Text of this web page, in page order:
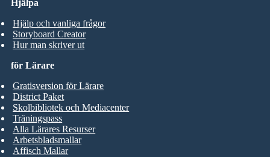
Hjälpa
Hjälp och vanliga frågor
Storyboard Creator
Hur man skriver ut
för Lärare
Gratisversion för Lärare
District Paket
Skolbibliotek och Mediacenter
Träningspass
Alla Lärares Resurser
Arbetsbladsmallar
Affisch Mallar